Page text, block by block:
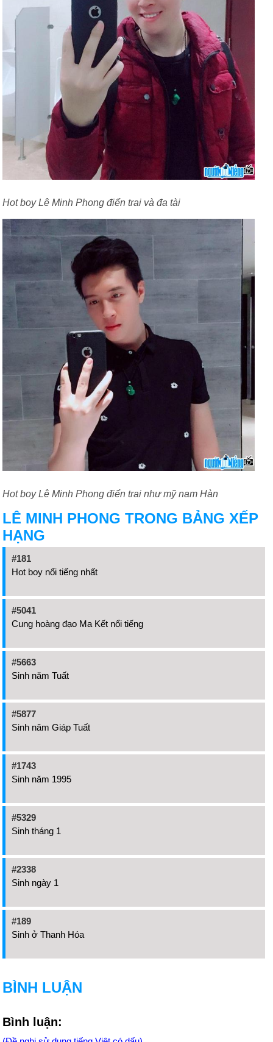
Hot boy Lê Minh Phong điển trai và đa tài
Hot boy Lê Minh Phong điển trai như mỹ nam Hàn
LÊ MINH PHONG TRONG BẢNG XẾP
HẠNG
#181
Hot boy nổi tiếng nhất
#5041
Cung hoàng đạo Ma Kết nổi tiếng
#5663
Sinh năm Tuất
#5877
Sinh năm Giáp Tuất
#1743
Sinh năm 1995
#5329
Sinh tháng 1
#2338
Sinh ngày 1
#189
Sinh ở Thanh Hóa
BÌNH LUẬN
Bình luận: